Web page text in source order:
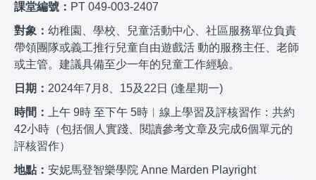
課堂編號： PT 049-003-2407
對象： 幼稚園、學校、兒童活動中心、社區服務單位負責
帶領團隊或義工推行兒童自由遊戲活 動的服務主任、老師
或主管。建議具備至少一年的兒童工作經驗。
日期： 2024年7月8、15及22日 (逢星期一)
時間：
上午 9時 至下午 5時︱線上學習及評核習作：共約
42小時（包括個人實踐、閱讀參考文章及完成6個單元的
評核習作）
地點： 安妮馬登智樂學院 Anne Marden Playright